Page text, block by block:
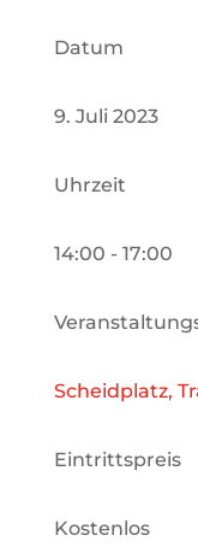
Datum
9. Juli 2023
Uhrzeit
14:00 - 17:00
Scheidplatz,
Eintrittspreis
Kostenlos